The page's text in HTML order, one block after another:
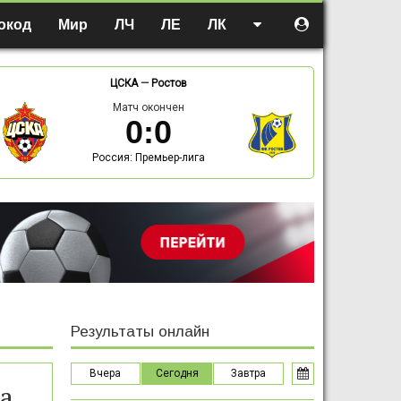
Мир ЛЧ ЛЕ ЛК
ЦСКА— Ростов
Матч окончен
0:0
Россия: Премьер-лига
Результаты онлайн
Вчера Сегодня Завтра